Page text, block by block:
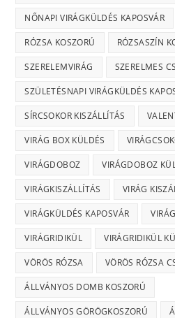
NŐNAPI VIRÁGKÜLDÉS KAPOSVÁR
RÓZSA KOSZORÚ RÓZSASZÍN
SZERELEMVIRÁG SZERELMES
SZÜLETÉSNAPI VIRÁGKÜLDÉS
SÍRCSOKOR KISZÁLLÍTÁS
VIRÁG BOX KÜLDÉS
VIRÁGDOBOZ VIRÁGDOBOZ
VIRÁGKISZÁLLÍTÁS VIRÁG
VIRÁGKÜLDÉS KAPOSVÁR
VIRÁGRIDIKÜL VIRÁGRIDIKÜL
VÖRÖS RÓZSA VÖRÖS RÓZSA
ÁLLVÁNYOS DOMB KOSZORÚ
ÁLLVÁNYOS GÖRÖGKOSZORÚ